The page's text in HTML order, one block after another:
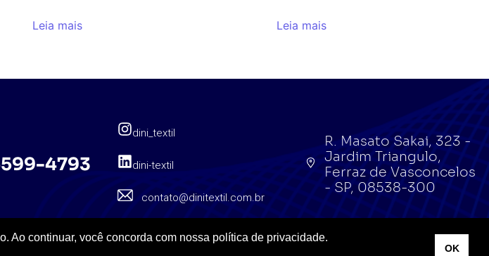
Leia mais Leia mais
4793
dini_textil
dini-textil
contato@dinitextil.com.br
R. Masato Sakai, 323 -
Jardim Triangulo,
Ferraz de Vasconcelos
- SP, 08538-300
Ao continuar, você concorda com nossa política de privacidade.
OK